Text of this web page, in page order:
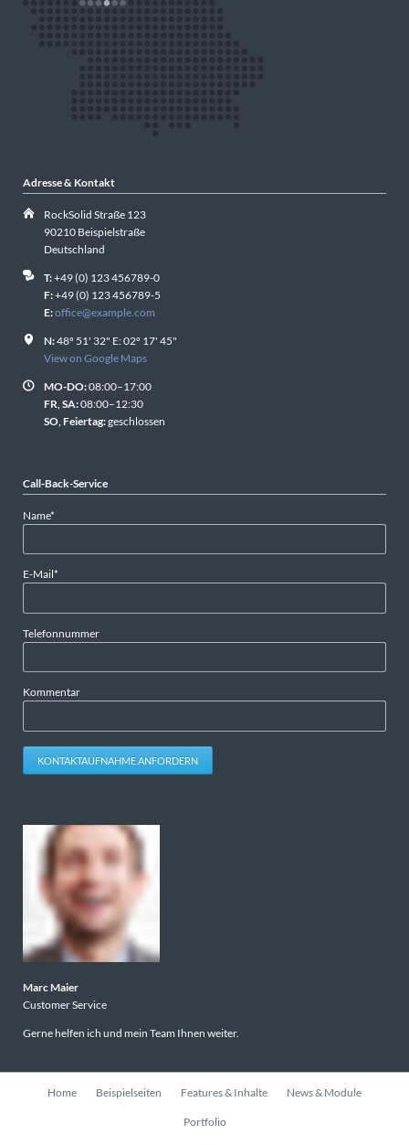
Adresse & Kontakt
RockSolid Straße 123
90210 Beispielstraße
Deutschland
T:+49 (0) 123 456789-0
F:+49 (0) 123 456789-5
E:office@example.com
N:48º 51' 32" E: 02º 17' 45"
View on Google Maps
MO-DO:08:00–17:00
FR, SA:08:00–12:30
SO, Feiertag:geschlossen
Call-Back-Service
Pflichtfeld
Name*
Pflichtfeld
E-Mail*
Telefonnummer
Kommentar
KONTAKTAUFNAHME ANFORDERN
Marc Maier
Customer Service
Gerne helfen ich und mein Team Ihnen weiter.
Navigation
Home Beispielseiten Features & Inhalte News & Module
Portfolio